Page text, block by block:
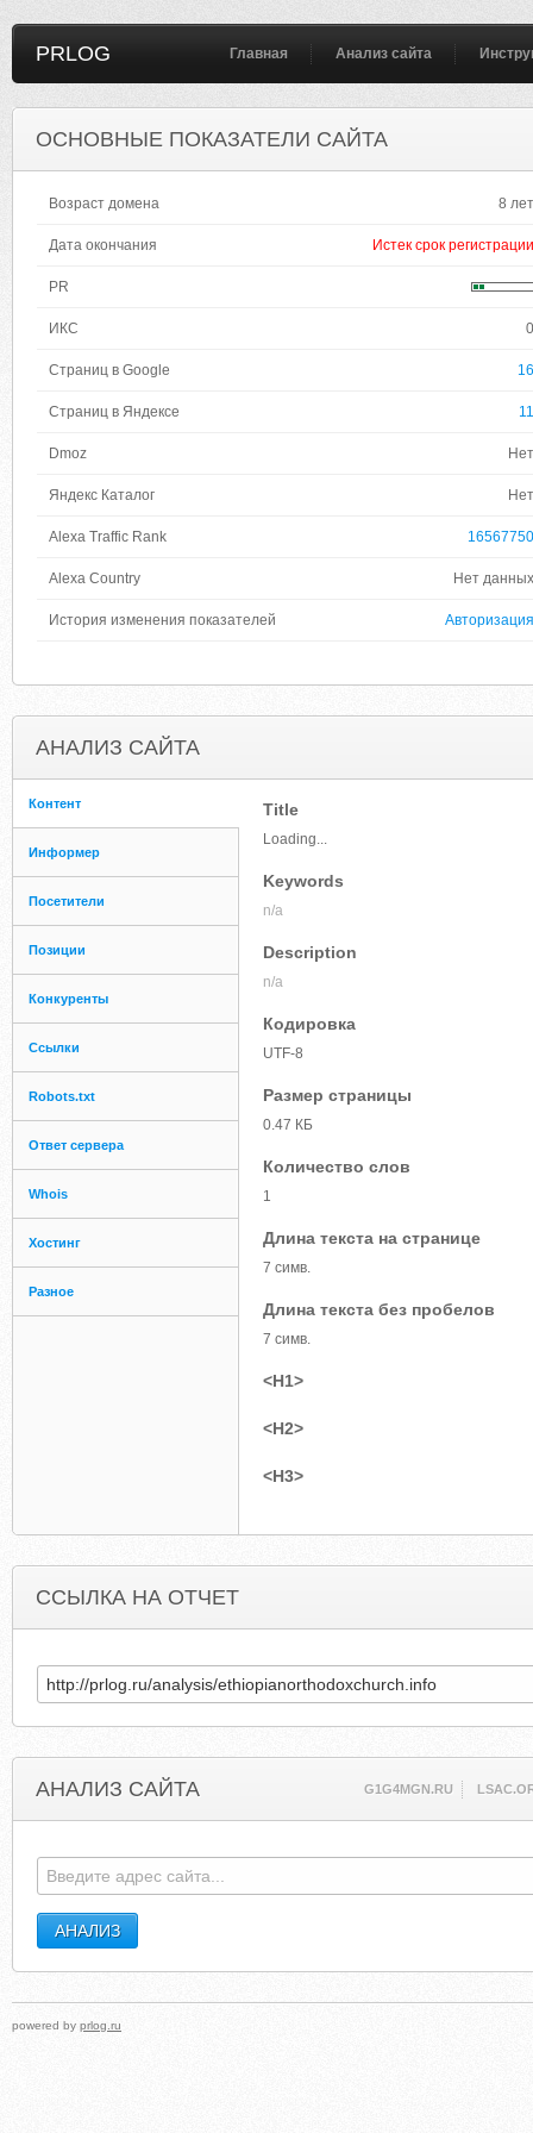
PRLOG Главная Анализ сайта
ОСНОВНЫЕ ПОКАЗАТЕЛИ САЙТА
Возраст домена 8 лет
Дата окончания Истек срок регистрации
PR
ИКС 0
Страниц в Google 16
Страниц в Яндексе 11
Dmoz Нет
Яндекс Каталог Нет
Alexa Traffic Rank 16567750
Alexa Country Нет данных
История изменения показателей Авторизация
АНАЛИЗ САЙТА
Контент
Информер
Посетители
Позиции
Конкуренты
Ссылки
Robots.txt
Ответ сервера
Whois
Хостинг
Разное
Title
Loading...
Keywords
n/a
Description
n/a
Кодировка
UTF-8
Размер страницы
0.47 КБ
Количество слов
1
Длина текста на странице
7 симв.
Длина текста без пробелов
7 симв.
<H1>
<H2>
<H3>
ССЫЛКА НА ОТЧЕТ
АНАЛИЗ САЙТА G1G4MGN.RU
powered by prlog.ru